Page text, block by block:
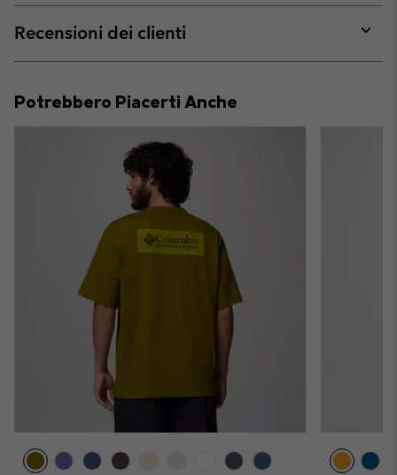
or
Recensioni dei clienti
or
Potrebbero Piacerti Anche